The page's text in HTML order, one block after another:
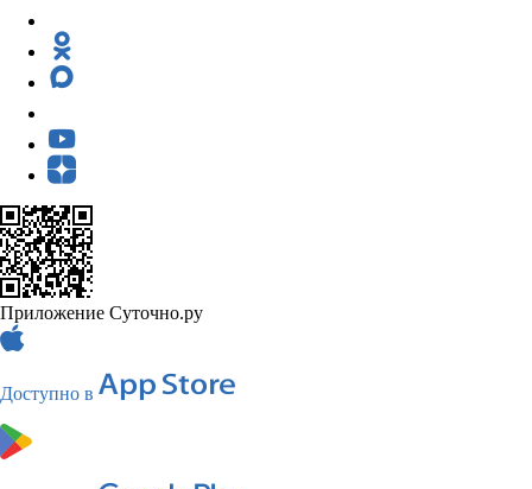
Приложение Суточно.ру
Доступно в